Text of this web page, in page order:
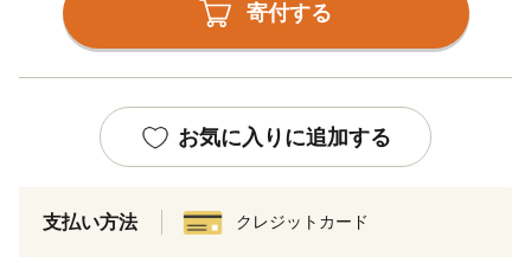
寄付する
お気に入りに追加する
支払い方法 クレジットカード